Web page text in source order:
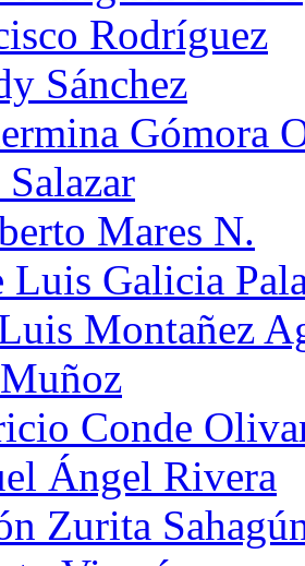
Rodríguez
Sánchez
Gómora
Mares N.
Luis Galicia
Montañez
Conde
Ángel Rivera
Zurita